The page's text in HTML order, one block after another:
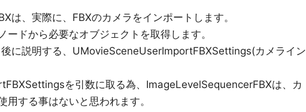
は、実際に、FBXのカメラをインポートします。
ードから必要なオブジェクトを取得します。
に説明する、UMovieSceneUserImportFBXSettings(カメライン
を引数に取る為、ImageLevelSequencerFBXは、カ
用する事はないと思われます。